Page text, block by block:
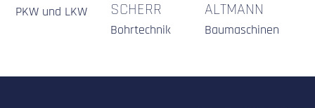
PKW und LKW
SCHERR
Bohrtechnik
ALTMANN
Baumaschinen